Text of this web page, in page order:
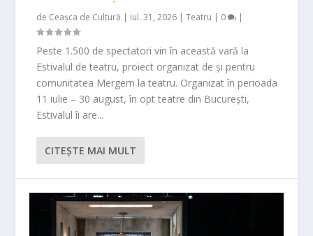
de Ceașca de Cultură | iul. 31, 2026 |Teatru | 0 |
Peste 1.500 de spectatori vin în această vară la
Estivalul de teatru, proiect organizat de și pentru
comunitatea Mergem la teatru. Organizat în perioada
11 iulie – 30 august, în opt teatre din București,
Estivalul îi are...
CITEŞTE MAI MULT